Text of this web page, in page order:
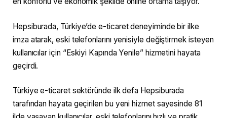
Hepsiburada, Türkiye’de e-ticaret deneyiminde bir ilke
imza atarak, eski telefonlarını yenisiyle değiştirmek isteyen
kullanıcılar için “Eskiyi Kapında Yenile” hizmetini hayata
geçirdi.
Türkiye e-ticaret sektöründe ilk defa Hepsiburada
tarafından hayata geçirilen bu yeni hizmet sayesinde 81